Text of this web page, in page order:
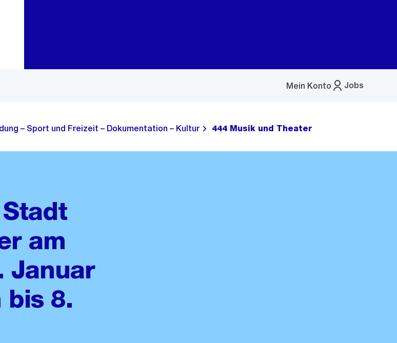
Jobs
Mein Konto
Menü
– Sport und Freizeit – Dokumentation – Kultur 444 Musik und Theater
am
Januar
bis 8.